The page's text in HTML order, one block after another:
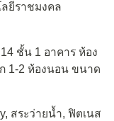
ลยีราชมงคล
ชั้น 1 อาคาร ห้อง
1-2 ห้องนอน ขนาด
สระว่ายน้ำ, ฟิตเนส